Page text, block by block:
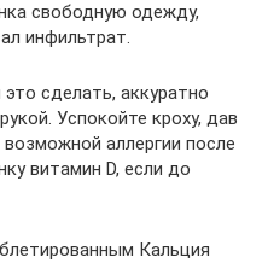
свободную одежду,
инфильтрат.
сделать, аккуратно
Успокойте кроху, дав
аллергии после
витамин D, если до
Кальция